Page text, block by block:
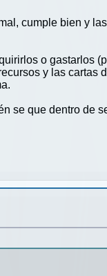
cumple bien y
o gastarlos
y las cartas
se que dentro de